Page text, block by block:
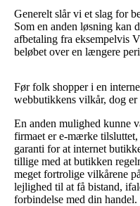
Generelt slår vi et slag for
Som en anden løsning kan
afbetaling fra eksempelvis
beløbet over en længere
Før folk shopper i en
webbutikkens vilkår, dog
En anden mulighed kunne
firmaet er e-mærke
garanti for at internet
tillige med at butikken
meget fortrolige vilkårene
lejlighed til at få bistand,
forbindelse med din handel.